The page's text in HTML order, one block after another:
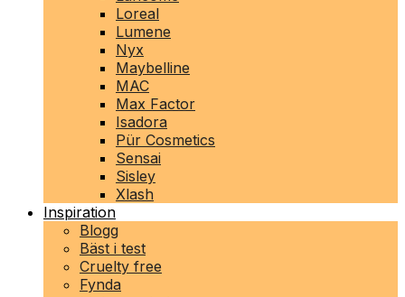
Loreal
Lumene
Nyx
Maybelline
MAC
Max Factor
Isadora
Pür Cosmetics
Sensai
Sisley
Xlash
Inspiration
Blogg
Bäst i test
Cruelty free
Fynda